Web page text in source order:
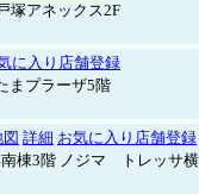
塚アネックス2F
に入り店舗登録
まプラーザ5階
詳細 お気に入り店舗登録
棟3階 ノジマ トレッサ